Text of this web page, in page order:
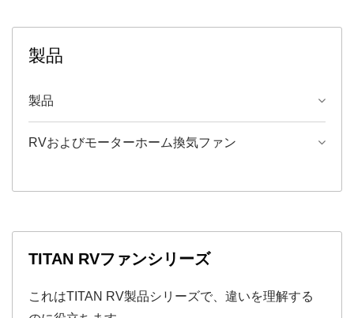
製品
製品
RVおよびモーターホーム換気ファン
TITAN RVファンシリーズ
これはTITAN RV製品シリーズで、違いを理解する